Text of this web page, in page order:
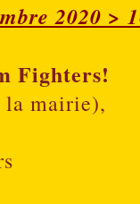
2020 >
Fighters!
la mairie),